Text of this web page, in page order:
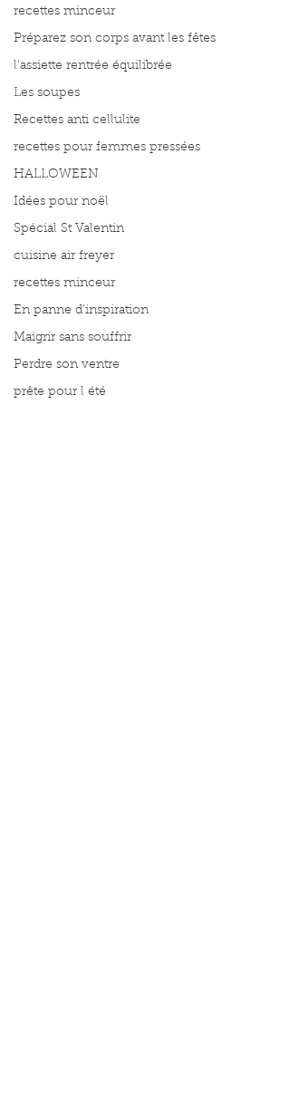
recettes minceur
Préparez son corps avant les fêtes
l'assiette rentrée équilibrée
Les soupes
Recettes anti cellulite
recettes pour femmes pressées
HALLOWEEN
Idées pour noël
Spécial St Valentin
cuisine air freyer
recettes minceur
En panne d'inspiration
Maigrir sans souffrir
Perdre son ventre
prête pour l été